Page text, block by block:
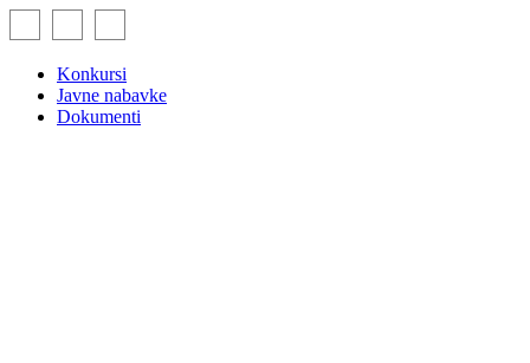
to
Konkursi
Javne nabavke
Dokumenti